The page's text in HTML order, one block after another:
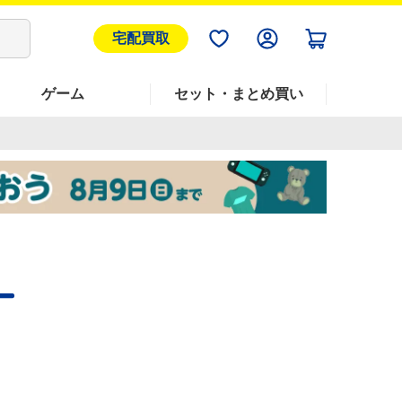
宅配買取
ゲーム セット・まとめ買い